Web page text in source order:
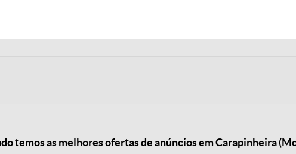
temos as melhores ofertas de anúncios em Carapinheira